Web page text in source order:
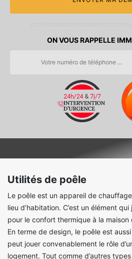
ON VOUS RAPPELLE
Utilités de poêle
Le poêle est un appareil de chauffage
lieu d’habitation. C’est un élément
pour le confort thermique à la
En terme de design, le poêle est
peut jouer convenablement le rôle
logement. Tout comme d’autres